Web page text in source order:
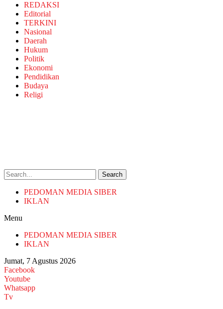
REDAKSI
Editorial
TERKINI
Nasional
Daerah
Hukum
Politik
Ekonomi
Pendidikan
Budaya
Religi
Search
PEDOMAN MEDIA SIBER
IKLAN
Menu
PEDOMAN MEDIA SIBER
IKLAN
Jumat, 7 Agustus 2026
Facebook
Youtube
Whatsapp
Tv